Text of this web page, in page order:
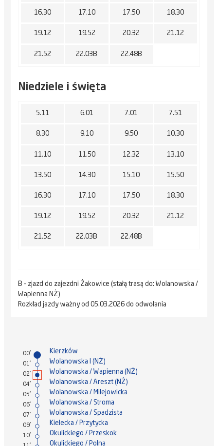
16.30 17.10 17.50 18.30
19.12 19.52 20.32 21.12
21.52 22.03B 22.48B
Niedziele i święta
5.11 6.01 7.01 7.51
8.30 9.10 9.50 10.30
11.10 11.50 12.32 13.10
13.50 14.30 15.10 15.50
16.30 17.10 17.50 18.30
19.12 19.52 20.32 21.12
21.52 22.03B 22.48B
B - zjazd do zajezdni Żakowice (stałą trasą do: Wolanowska /
Wapienna NŻ)
Rozkład jazdy ważny od 05.03.2026 do odwołania
00' Kierzków
01' Wolanowska I (NŻ)
02' Wolanowska / Wapienna (NŻ)
04' Wolanowska / Areszt (NŻ)
05' Wolanowska / Milejowicka
06' Wolanowska / Stroma
07' Wolanowska / Spadzista
09' Kielecka / Przytycka
10' Okulickiego / Przeskok
Okulickiego / Polna